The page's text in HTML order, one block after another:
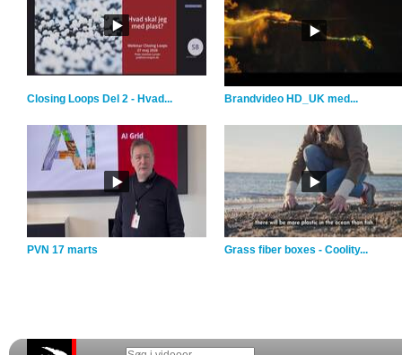
Closing Loops Del 2 - Hvad... Brandvideo HD_UK med...
PVN 17 marts Grass fiber boxes - Coolity...